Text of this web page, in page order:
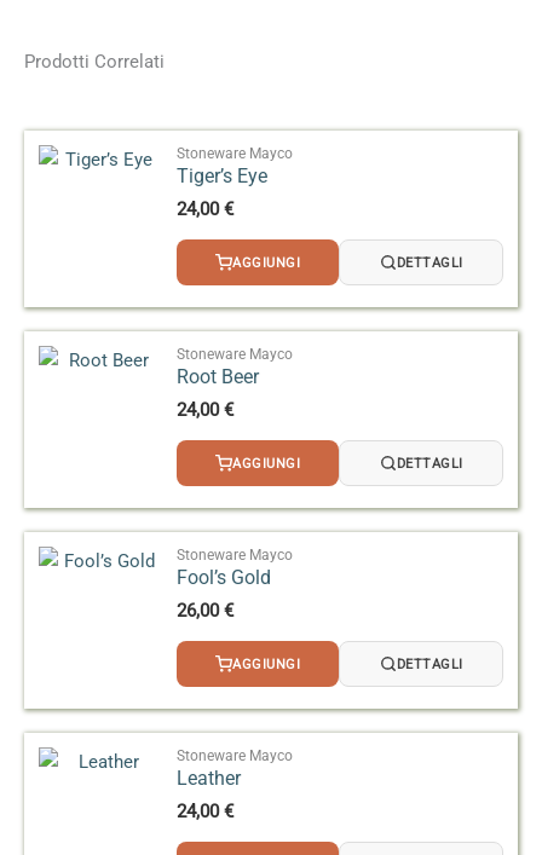
Formato
Prodotti Correlati
Stoneware Mayco
Tiger’s Eye
24,00€
AGGIUNGI DETTAGLI
Stoneware Mayco
Root Beer
24,00€
AGGIUNGI DETTAGLI
Stoneware Mayco
Fool’s Gold
26,00€
AGGIUNGI DETTAGLI
Stoneware Mayco
Leather
24,00€